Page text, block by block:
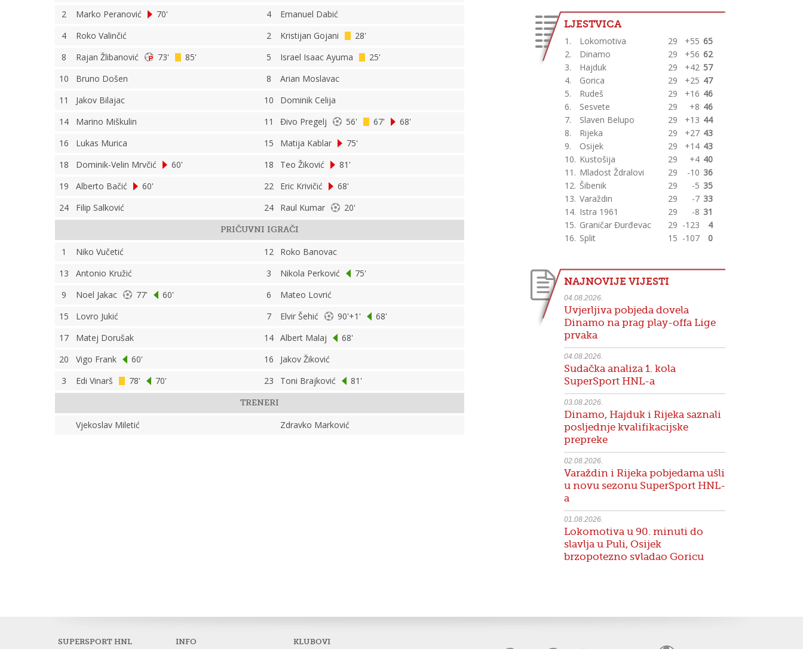
2
Marko Peranović 70' 4
Emanuel Dabić
4
Roko Valinčić 2 Kristijan Gojani
28'
8
Rajan Žlibanović 73' 85' 5 Israel Isaac Ayuma
25'
10
Bruno Došen 8
Arian Moslavac
11
Jakov Bilajac 10
Dominik Celija
14
Marino Miškulin 11 Đivo Pregelj 56' 67'
68'
16
Lukas Murica 15 Matija Kablar
75'
18
Dominik-Velin Mrvčić 60' 18 Teo Žiković
81'
19
Alberto Bačić 60' 22 Eric Krivičić
68'
24
Filip Salković 24 Raul Kumar 20'
PRIČUVNI IGRAČI
1 Niko Vučetić 12
Roko Banovac
13
Antonio Kružić 3 Nikola Perković
75'
9
Noel Jakac 77' 60' 6
Mateo Lovrić
15
Lovro Jukić 7 Elvir Šehić 90'+1'
68'
17
Matej Dorušak 14 Albert Malaj
68'
20
Vigo Frank 60' 16
Jakov Žiković
3
Edi Vinarš 78' 70' 23 Toni Brajković 81'
TRENERI
Vjekoslav Miletić Zdravko Marković
LJESTVICA
1. Lokomotiva 29 +55 65
2.
Dinamo 29 +56 62
3.
Hajduk 29 +42 57
4.
Gorica 29 +25 47
5.
Rudeš 29 +16 46
6.
Sesvete 29 +8 46
7.
Slaven Belupo 29 +13 44
8.
Rijeka 29 +27 43
9.
Osijek 29 +14 43
10. Kustošija 29 +4 40
11. Mladost Ždralovi 29 -10 36
12. Šibenik 29 -5 35
13. Varaždin 29 -7 33
14. Istra 1961 29 -8 31
15. Graničar Đurđevac 29 -123
4
16. Split 15 -107 0
NAJNOVIJE VIJESTI
04.08.2026.
Uvjerljiva pobjeda dovela
Dinamo na prag play-offa Lige
prvaka
04.08.2026.
Sudačka analiza 1. kola
SuperSport HNL-a
03.08.2026.
Dinamo, Hajduk i Rijeka saznali
posljednje kvalifikacijske
prepreke
02.08.2026.
Varaždin i Rijeka pobjedama ušli
u novu sezonu SuperSport HNL-
a
01.08.2026.
Lokomotiva u 90. minuti do
slavlja u Puli, Osijek
brzopotezno svladao Goricu
SUPERSPORT HNL INFO KLUBOVI